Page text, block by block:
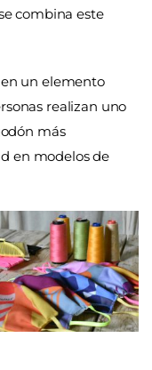
combina este
un elemento
realizan uno
más
en modelos de